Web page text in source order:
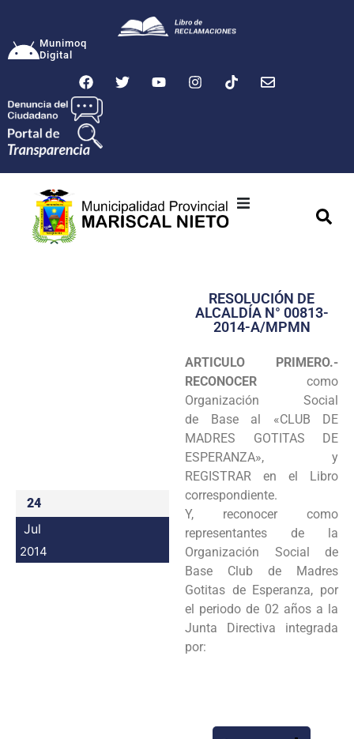
Munimoq
Digital
Transparencia
Programas
Intranet
24
Jul
2014
RESOLUCIÓN DE
ALCALDÍA N° 00813-
2014-A/MPMN
ARTICULO PRIMERO.-
RECONOCER como
Organización Social
de Base al «CLUB DE
MADRES GOTITAS DE
ESPERANZA», y
REGISTRAR en el Libro
correspondiente.
Y, reconocer como
representantes de la
Organización Social de
Base Club de Madres
Gotitas de Esperanza, por
el periodo de 02 años a la
Junta Directiva integrada
por: